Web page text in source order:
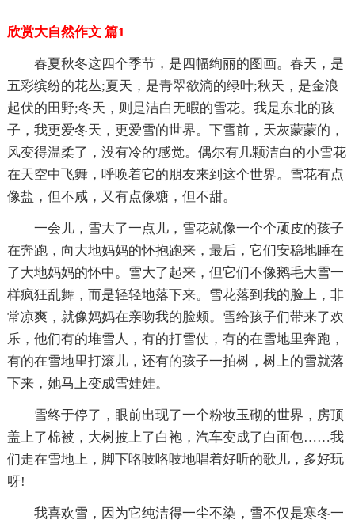
欣赏大自然作文 篇1
春夏秋冬这四个季节，是四幅绚丽的图画。春天，是
五彩缤纷的花丛;夏天，是青翠欲滴的绿叶;秋天，是金浪
起伏的田野;冬天，则是洁白无暇的雪花。我是东北的孩
子，我更爱冬天，更爱雪的世界。下雪前，天灰蒙蒙的，
风变得温柔了，没有冷的'感觉。偶尔有几颗洁白的小雪花
在天空中飞舞，呼唤着它的朋友来到这个世界。雪花有点
像盐，但不咸，又有点像糖，但不甜。
一会儿，雪大了一点儿，雪花就像一个个顽皮的孩子
在奔跑，向大地妈妈的怀抱跑来，最后，它们安稳地睡在
了大地妈妈的怀中。雪大了起来，但它们不像鹅毛大雪一
样疯狂乱舞，而是轻轻地落下来。雪花落到我的脸上，非
常凉爽，就像妈妈在亲吻我的脸颊。雪给孩子们带来了欢
乐，他们有的堆雪人，有的打雪仗，有的在雪地里奔跑，
有的在雪地里打滚儿，还有的孩子一拍树，树上的雪就落
下来，她马上变成雪娃娃。
雪终于停了，眼前出现了一个粉妆玉砌的世界，房顶
盖上了棉被，大树披上了白袍，汽车变成了白面包……我
们走在雪地上，脚下咯吱咯吱地唱着好听的歌儿，多好玩
呀!
我喜欢雪，因为它纯洁得一尘不染，雪不仅是寒冬一